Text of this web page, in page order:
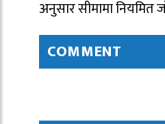
अनुसार सीमामा
COMMENT